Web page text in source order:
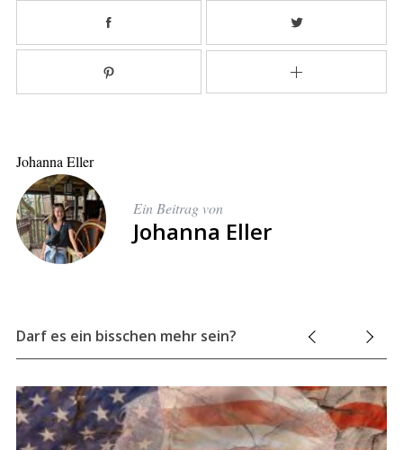
Johanna Eller
Ein Beitrag von
Johanna Eller
Darf es ein bisschen mehr sein?